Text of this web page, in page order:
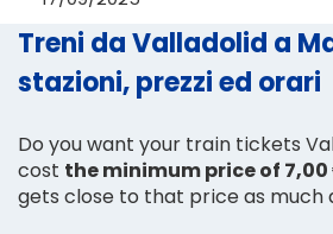
Treni da Valladolid a
stazioni, prezzi ed orari
Do you want your train tickets
cost the minimum price of 7,00
gets close to that price as much